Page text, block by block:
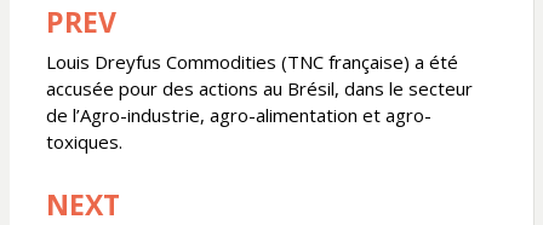
Navigation
de
l’article
PREV
Louis Dreyfus Commodities (TNC française) a été
accusée pour des actions au Brésil, dans le secteur
de l’Agro-industrie, agro-alimentation et agro-
toxiques.
NEXT